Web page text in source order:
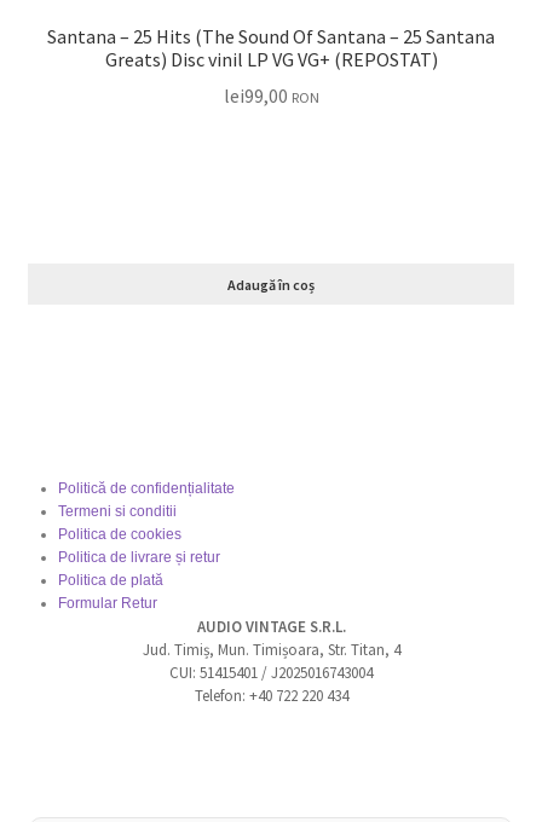
Santana – 25 Hits (The Sound Of Santana – 25 Santana
Greats) Disc vinil LP VG VG+ (REPOSTAT)
lei99,00 RON
Adaugă în coș
Politică de confidențialitate
Termeni si conditii
Politica de cookies
Politica de livrare și retur
Politica de plată
Formular Retur
AUDIO VINTAGE S.R.L.
Jud. Timiș, Mun. Timișoara, Str. Titan, 4
CUI: 51415401 / J2025016743004
Telefon: +40 722 220 434